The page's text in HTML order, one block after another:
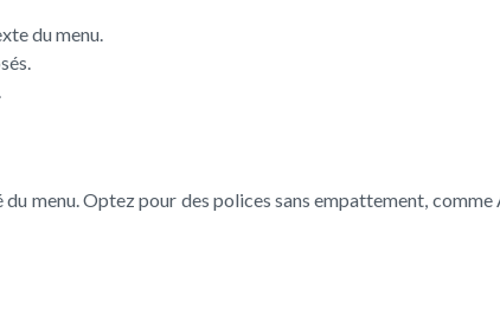
du menu.
menu. Optez pour des polices sans empattement,